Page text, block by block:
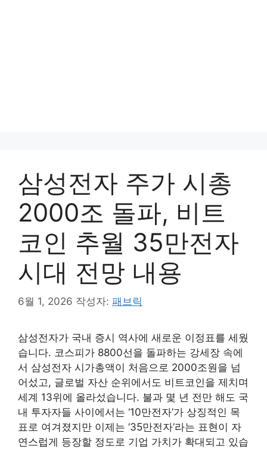
삼성전자 주가 시총
2000조 돌파, 비트
코인 추월 35만전자
시대 전망 내용
6월 1, 2026 작성자: 패브릭
삼성전자가 국내 증시 역사에 새로운 이정표를 세웠
습니다. 코스피가 8800선을 돌파하는 강세장 속에
서 삼성전자 시가총액이 처음으로 2000조원을 넘
어섰고, 글로벌 자산 순위에서도 비트코인을 제치며
세계 13위에 올라섰습니다. 불과 몇 년 전만 해도 국
내 투자자들 사이에서는 ‘10만전자’가 상징적인 목
표로 여겨졌지만 이제는 ‘35만전자’라는 표현이 자
연스럽게 등장할 정도로 기업 가치가 확대되고 있습